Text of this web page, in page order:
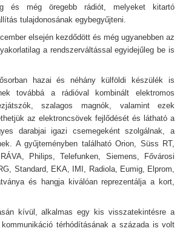
és még öregebb rádiót, melyeket kitartó
tulajdonosának egybegyűjteni.
elsején kezdődött és még ugyanebben az
a rendszerváltással egyidejűleg be is
hazai és néhány külföldi készülék is
továbbá a rádióval kombinált elektromos
szalagos magnók, valamint ezek
az elektroncsövek fejlődését és látható a
darabjai igazi csemegeként szolgálnak, a
A gyűjteményben található Orion, Süss RT,
Philips, Telefunken, Siemens, Fővárosi
Standard, EKA, IMI, Radiola, Eumig, Elprom,
és hangja kiválóan reprezentálja a kort,
kívül, alkalmas egy kis visszatekintésre a
térhódításának a százada is volt